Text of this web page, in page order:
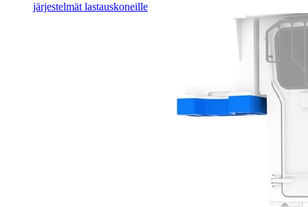
järjestelmät lastauskoneille